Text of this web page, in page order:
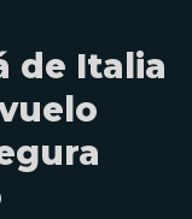
de Italia